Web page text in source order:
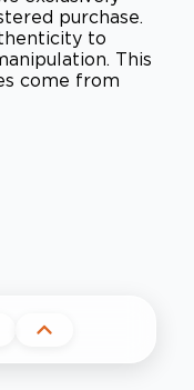
purchase.
to
This
come from